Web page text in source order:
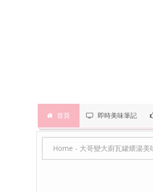
首頁 即時美味筆記
Home - 大哥變大廚瓦罐煨湯美